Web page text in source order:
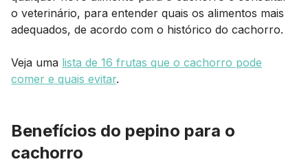
o veterinário, para entender quais os alimentos mais
adequados, de acordo com o histórico do cachorro.
Veja uma lista de 16 frutas que o cachorro pode
comer e quais evitar.
Benefícios do pepino para o
cachorro